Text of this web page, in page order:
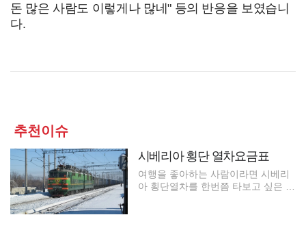
돈 많은 사람도 이렇게나 많네" 등의 반응을 보였습니
다.
추천이슈
시베리아 횡단 열차요금표
여행을 좋아하는 사람이라면 시베리
아 횡단열차를 한번쯤 타보고 싶은 로